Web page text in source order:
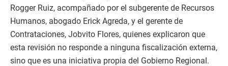
Rogger Ruiz, acompañado por el subgerente de Recursos
Humanos, abogado Erick Agreda, y el gerente de
Contrataciones, Jobvito Flores, quienes explicaron que
esta revisión no responde a ninguna fiscalización externa,
sino que es una iniciativa propia del Gobierno Regional.